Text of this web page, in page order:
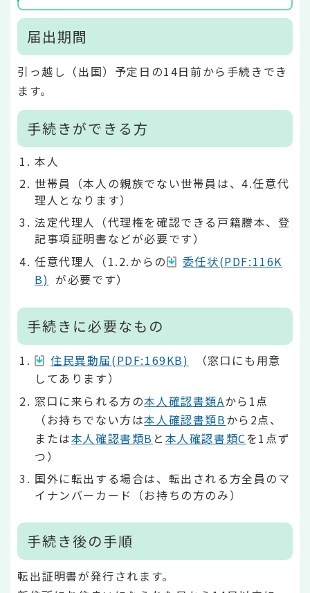
届出期間
引っ越し（出国）予定日の14日前から手続きでき
ます。
手続きができる方
本人
世帯員（本人の親族でない世帯員は、4.任意代
理人となります）
法定代理人（代理権を確認できる戸籍謄本、登
記事項証明書などが必要です）
任意代理人（1.2.からの
委任状(PDF:116K
B) が必要です）
手続きに必要なもの
住民異動届(PDF:169KB)
（窓口にも用意
してあります）
窓口に来られる方の本人確認書類Aから1点
（お持ちでない方は本人確認書類Bから2点、
または本人確認書類B と 本人確認書類Cを1点ず
つ）
国外に転出する場合は、転出される方全員のマ
イナンバーカード（お持ちの方のみ）
手続き後の手順
転出証明書が発行されます。